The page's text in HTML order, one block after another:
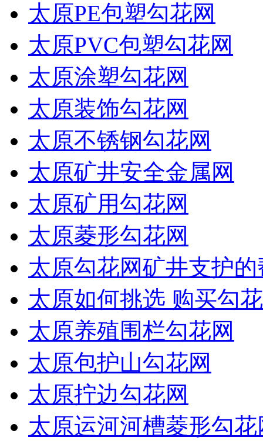
太原PE包塑勾花网
太原PVC包塑勾花网
太原涂塑勾花网
太原装饰勾花网
太原不锈钢勾花网
太原矿井安全金属网
太原矿用勾花网
太原菱形勾花网
太原勾花网矿井支护的
太原如何挑选 购买勾
太原养殖围栏勾花网
太原包护山勾花网
太原拧边勾花网
太原运河河槽菱形勾花